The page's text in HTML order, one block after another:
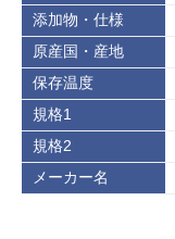
添加物・仕様
原産国・産地
保存温度
規格1
規格2
メーカー名